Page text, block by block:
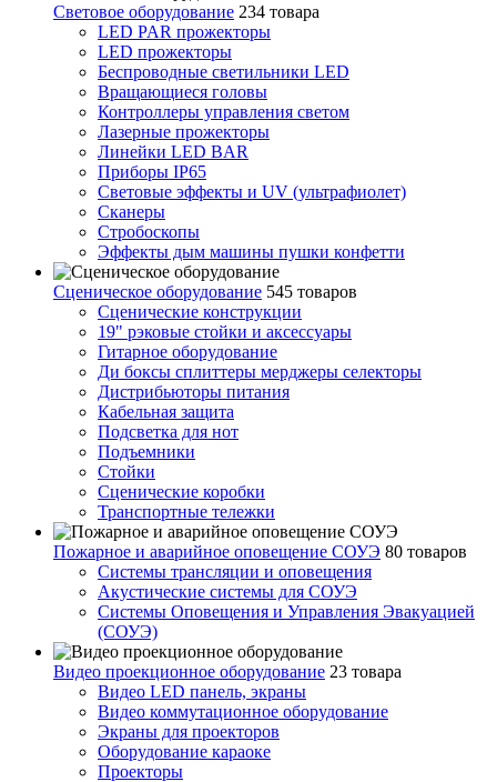
Световое оборудование 234 товара
LED PAR прожекторы
LED прожекторы
Беспроводные светильники LED
Вращающиеся головы
Контроллеры управления светом
Лазерные прожекторы
Линейки LED BAR
Приборы IP65
Световые эффекты и UV (ультрафиолет)
Сканеры
Стробоскопы
Эффекты дым машины пушки конфетти
Сценическое оборудование 545 товаров
Сценические конструкции
19" рэковые стойки и аксесcуары
Гитарное оборудование
Ди боксы сплиттеры мерджеры селекторы
Дистрибьюторы питания
Кабельная защита
Подсветка для нот
Подъемники
Стойки
Сценические коробки
Транспортные тележки
Пожарное и аварийное оповещение СОУЭ 80 товаров
Cистемы трансляции и оповещения
Акустические системы для СОУЭ
Системы Оповещения и Управления Эвакуацией
(СОУЭ)
Видео проекционное оборудование 23 товара
Видео LED панель, экраны
Видео коммутационное оборудование
Экраны для проекторов
Оборудование караоке
Проекторы